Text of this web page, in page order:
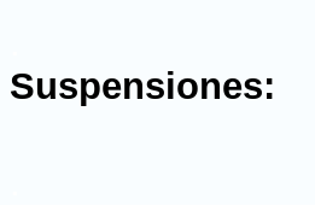
Suspensiones: